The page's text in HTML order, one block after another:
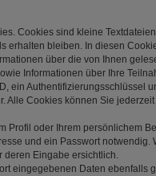
Cookies sind kleine
erhalten bleiben. In diesen
über die von Ihnen
Informationen über Ihre
ein Authentifizierungsschlüssel
Cookies können Sie jederzeit
Profil oder Ihrem persönlichem
und ein Passwort notwendig.
deren Eingabe ersichtlich.
eingegebenen Daten ebenfalls